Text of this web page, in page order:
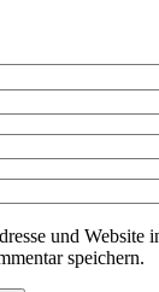
und Website
speichern.